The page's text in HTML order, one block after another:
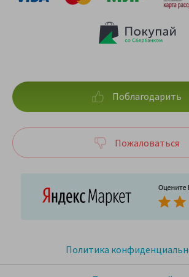
Политика
Поблагодарить
Пожаловаться